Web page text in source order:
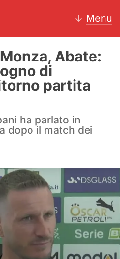
↓ Menu
Abate:
di
partita
ha parlato in
dopo il match dei